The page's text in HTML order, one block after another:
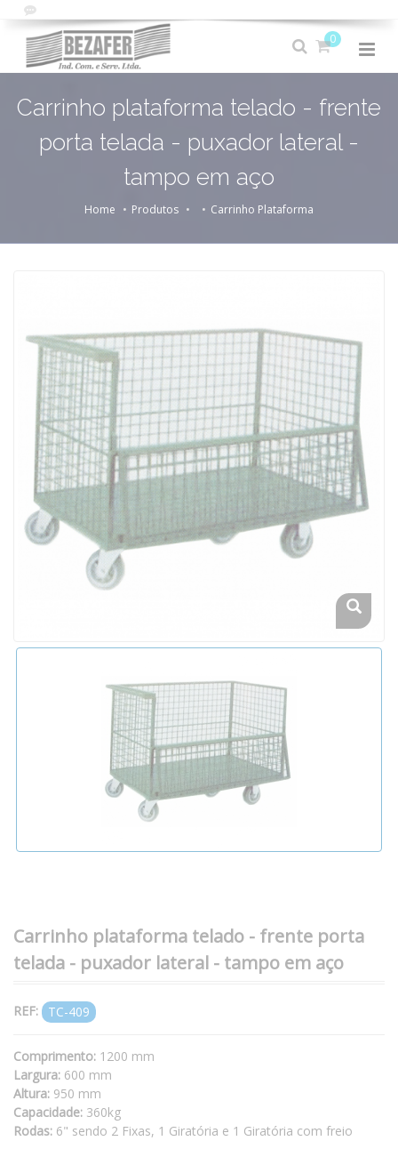
0
Carrinho plataforma telado - frente
porta telada - puxador lateral -
tampo em aço
Home Produtos Carrinho Plataforma
Carrinho plataforma telado - frente porta
telada - puxador lateral - tampo em aço
REF: TC-409
Comprimento: 1200 mm
Largura: 600 mm
Altura: 950 mm
Capacidade: 360kg
Rodas: 6" sendo 2 Fixas, 1 Giratória e 1 Giratória com freio